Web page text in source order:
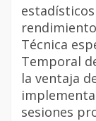
Técnica
Temporal
la ventaja
sesiones